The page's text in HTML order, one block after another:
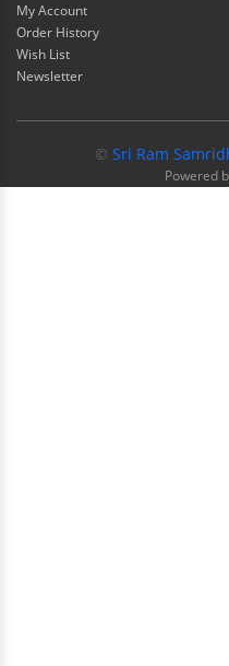
My Account
Order History
Wish List
Newsletter
© Sri Ram
Powered